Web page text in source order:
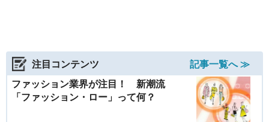
注目コンテンツ
記事一覧へ ≫
ファッション業界が注目！ 新潮流
「ファッション・ロー」って何？